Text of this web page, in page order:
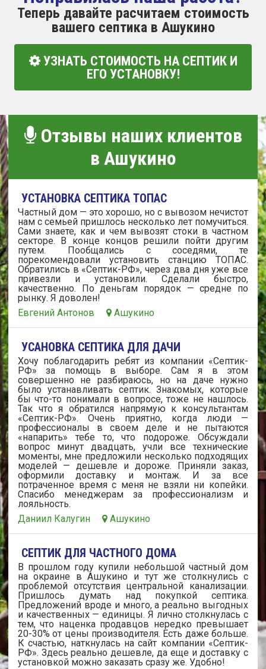
Теперь давайте расчитаем стоимость
вашего септика в Ашукино
УЗНАТЬ СТОИМОСТЬ НА СЕПТИК И
ЕГО УСТАНОВКУ!
Отзывы наших клиентов
в Ашукино
УСТАНОВКА СЕПТИКА ТОПАС
Частный дом — это хорошо, но с вывозом нечистот
нам с семьей пришлось несколько лет помучиться.
Сами знаете, как и чем вывозят стоки в частном
секторе. В конце концов решили пойти другим
путем. Пообщались с соседями, те
порекомендовали установить станцию ТОПАС.
Обратились в «Септик-РФ», через два дня уже все
привезли и установили. Сделали быстро,
качественно. По деньгам порядок — средне по
рынку. Я доволен!
Евгений Антонов
Ашукино
УСАНОВКА СЕПТИКА ДЛЯ ДАЧИ
Хочу поблагодарить ребят из компании «Септик-
РФ» за помощь в выборе. Сам я в этом
совершенно не разбираюсь, но на даче нужно
было устанавливать септик. Знакомых, которые
бы что-то понимали в вопросе, тоже не нашлось.
Так что я обратился напрямую к консультантам
«Септик-РФ». Очень приятно, когда люди —
профессионалы в своем деле и не пытаются
«напарить» тебе то, что подороже. Обсуждали
вопрос минут двадцать, учли все технические
моменты, мне предложили несколько подходящих
моделей — дешевле и дороже. Приняли заказ,
оформили доставку и монтаж. И за все
потраченное время с меня не взяли ни копейки.
Спасибо менеджерам за профессионализм и
лояльность.
Даниил Калугин
Ашукино
СЕПТИК ДЛЯ ЧАСТНОГО ДОМА
В прошлом году купили небольшой частный дом
на окраине в Ашукино и тут же столкнулись с
проблемой отсутствия центральной канализации.
Пришлось думать над покупкой септика.
Предложений вроде и много, а реально выгодных
и качественных — единицы. Я лично столкнулась с
тем, что наценка продавцов нередко превышает
20-30% от цены производителя. Есть даже больше.
К счастью, наткнулась на сайт компании «Септик-
РФ». Здесь реально дешевле, да еще и доставку с
установкой можно заказать сразу же. Удобно!